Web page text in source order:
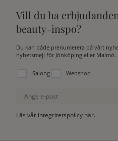
Vill du ha
beauty-inspo?
Du kan både prenumerera på vårt
nyhetsmejl för Jönköping eller Malmö.
Välj vilken lista du vill prenumerera på:
Salong Webshop
Ange e-post
Läs vår integritetspolicy här.